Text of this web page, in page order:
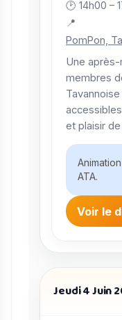
🕑 14h00 –
📍
PomPon,
Une
membres
et plaisir
ATA.
Voir le
Jeudi 4 Juin